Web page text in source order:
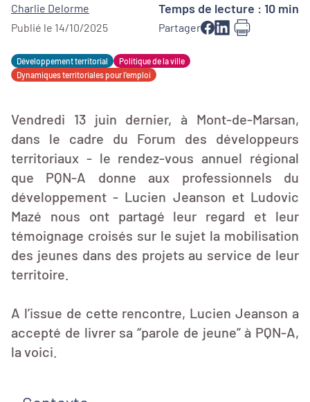
Charlie Delorme
Publié le 14/10/2025
Temps de lecture : 10 min
Partager
Développement territorial
Politique de la ville
Dynamiques territoriales pour l’emploi
Vendredi 13 juin dernier, à Mont-de-Marsan,
dans le cadre du Forum des développeurs
territoriaux - le rendez-vous annuel régional
que PQN-A donne aux professionnels du
développement - Lucien Jeanson et Ludovic
Mazé nous ont partagé leur regard et leur
témoignage croisés sur le sujet la mobilisation
des jeunes dans des projets au service de leur
territoire.
A l’issue de cette rencontre, Lucien Jeanson a
accepté de livrer sa “parole de jeune” à PQN-A,
la voici.